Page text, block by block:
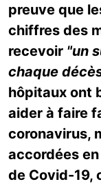
preuve que
chiffres des
recevoir "un
chaque
hôpitaux ont
aider à faire
coronavirus,
accordées
de Covid-19,